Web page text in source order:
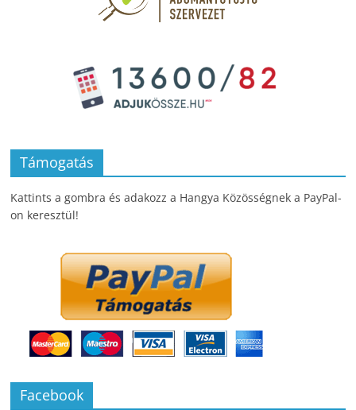
Támogatás
Kattints a gombra és adakozz a Hangya Közösségnek a PayPal-
on keresztül!
Facebook